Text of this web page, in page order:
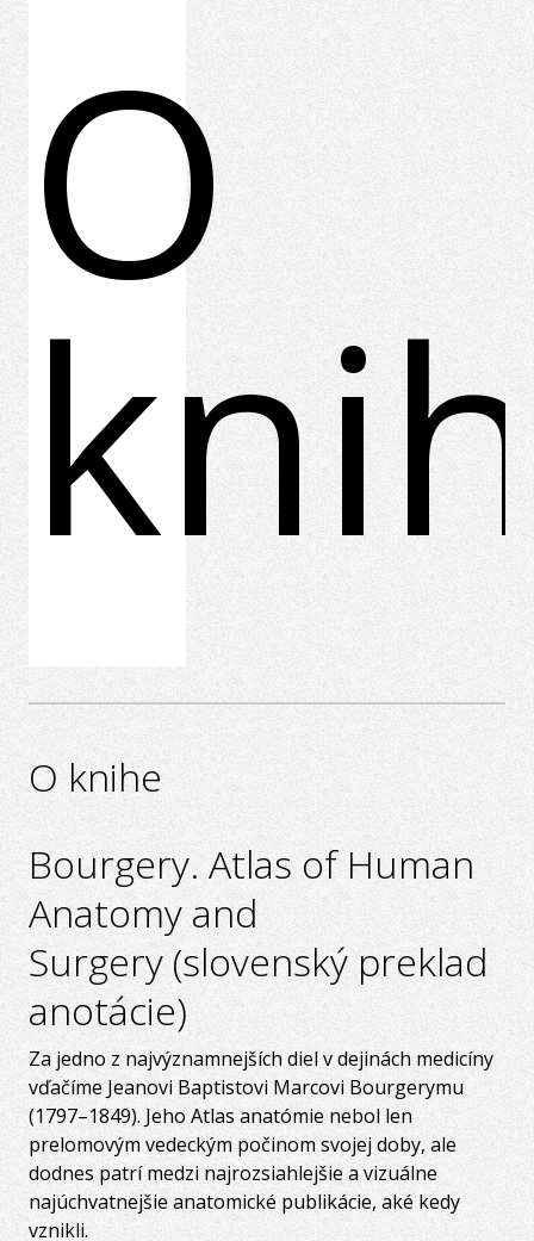
O
O knihe
Bourgery. Atlas of Human
Anatomy and
Surgery (slovenský preklad
anotácie)
Za jedno z najvýznamnejších diel v dejinách medicíny
vďačíme Jeanovi Baptistovi Marcovi Bourgerymu
(1797–1849). Jeho Atlas anatómie nebol len
prelomovým vedeckým počinom svojej doby, ale
dodnes patrí medzi najrozsiahlejšie a vizuálne
najúchvatnejšie anatomické publikácie, aké kedy
vznikli.